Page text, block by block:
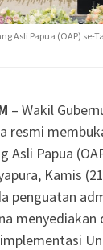
Asli Papua (OAP) se-
– Wakil
resmi
Asli Papua
Kamis
penguatan
menyediakan